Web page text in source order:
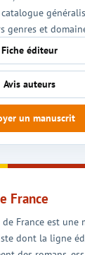
genres et
Fiche éditeur
Avis auteurs
un manuscrit
France
de France est une
dont la ligne